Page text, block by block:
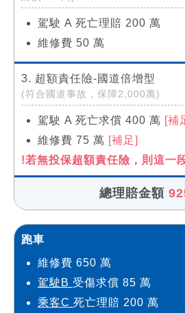
駕駛 A 死亡理賠 200 萬
維修費 50 萬
3. 超額責任險-國道倍增型
(符合國道事故，保障2,000萬)
駕駛 A 死亡求償 400 萬 [補
維修費 75 萬 [補足]
!若無投保超額責任險，則這一
總理賠金額
跑車
維修費 650 萬
駕駛B 受傷求償 85 萬
乘客C 死亡理賠 200 萬